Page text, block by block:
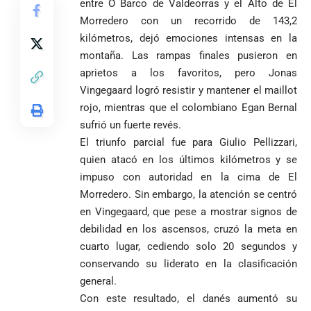
entre O Barco de Valdeorras y el Alto de El
Morredero con un recorrido de 143,2
kilómetros, dejó emociones intensas en la
montaña. Las rampas finales pusieron en
aprietos a los favoritos, pero Jonas
Vingegaard logró resistir y mantener el maillot
rojo, mientras que el colombiano Egan Bernal
sufrió un fuerte revés.
El triunfo parcial fue para Giulio Pellizzari,
quien atacó en los últimos kilómetros y se
impuso con autoridad en la cima de El
Morredero. Sin embargo, la atención se centró
en Vingegaard, que pese a mostrar signos de
debilidad en los ascensos, cruzó la meta en
cuarto lugar, cediendo solo 20 segundos y
conservando su liderato en la clasificación
general.
Con este resultado, el danés aumentó su